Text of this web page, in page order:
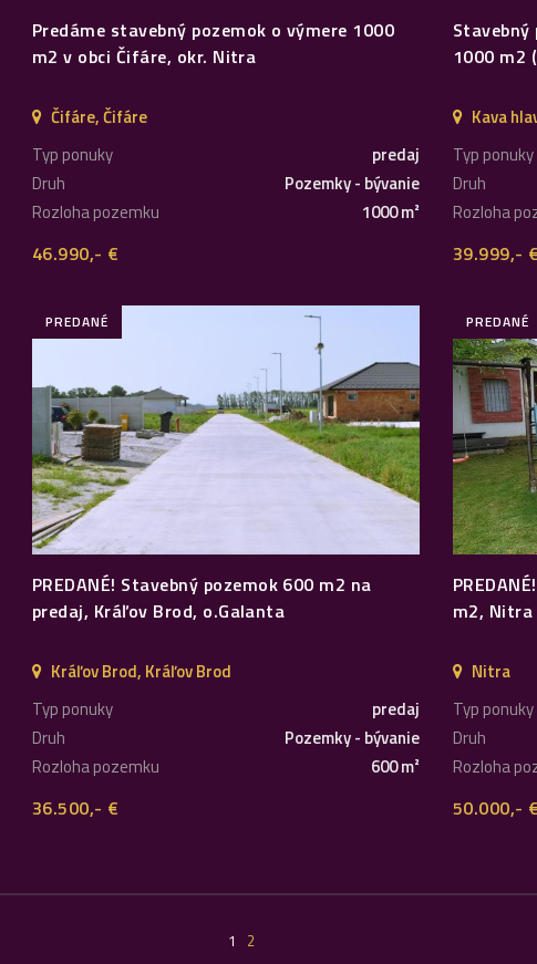
Predáme stavebný pozemok o výmere 1000
m2 v obci Čifáre, okr. Nitra
Čifáre, Čifáre
Typ ponuky
predaj
Druh
Pozemky - bývanie
Rozloha pozemku
1000 m²
46.990,- €
1000 m2
Kava
Typ ponuky
Druh
Rozloha
39.999,- €
PREDANÉ
PREDANÉ! Stavebný pozemok 600 m2 na
predaj, Kráľov Brod, o.Galanta
Kráľov Brod, Kráľov Brod
Typ ponuky
predaj
Druh
Pozemky - bývanie
Rozloha pozemku
600 m²
36.500,- €
PREDANÉ
m2, Nitra
Nitra
Typ ponuky
Druh
Rozloha
50.000,- €
1 2